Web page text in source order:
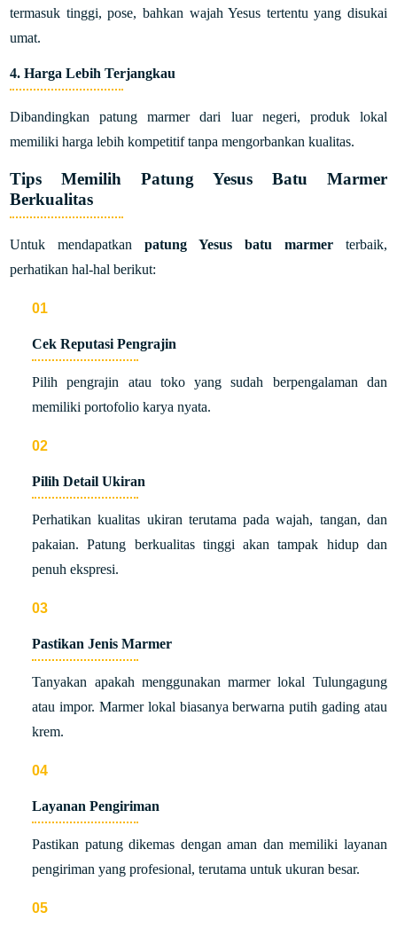
termasuk tinggi, pose, bahkan wajah Yesus tertentu yang disukai
umat.
4.Harga Lebih Terjangkau
Dibandingkan patung marmer dari luar negeri, produk lokal
memiliki harga lebih kompetitif tanpa mengorbankan kualitas.
Tips Memilih Patung Yesus Batu Marmer
Berkualitas
Untuk mendapatkanpatung Yesus batu marmerterbaik,
perhatikan hal-hal berikut:
Cek Reputasi Pengrajin
Pilih pengrajin atau toko yang sudah berpengalaman dan
memiliki portofolio karya nyata.
Pilih Detail Ukiran
Perhatikan kualitas ukiran terutama pada wajah, tangan, dan
pakaian. Patung berkualitas tinggi akan tampak hidup dan
penuh ekspresi.
Pastikan Jenis Marmer
Tanyakan apakah menggunakan marmer lokal Tulungagung
atau impor. Marmer lokal biasanya berwarna putih gading atau
krem.
Layanan Pengiriman
Pastikan patung dikemas dengan aman dan memiliki layanan
pengiriman yang profesional, terutama untuk ukuran besar.